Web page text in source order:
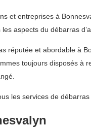
et entreprises à
aspects du débarras
réputée et abordable à
toujours disposés
les services de